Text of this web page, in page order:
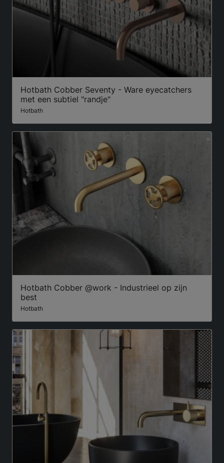
Hotbath Cobber Seventy - Ware eyecatchers
met een subtiel "randje"
Hotbath
Hotbath Cobber @work - Industrieel op zijn
best
Hotbath